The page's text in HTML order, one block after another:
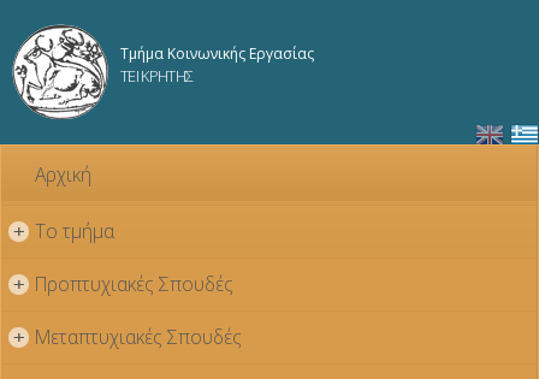
κυρίως
Τμήμα Κοινωνικής Εργασίας
ΤΕΙ ΚΡΗΤΗΣ
Αρχική
+ Το τμήμα
+ Προπτυχιακές Σπουδές
+ Μεταπτυχιακές Σπουδές